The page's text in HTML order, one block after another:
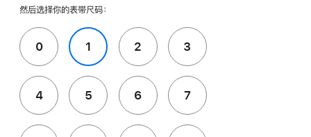
然后选择你的表带尺码：
0 1 2 3
4 5 6 7